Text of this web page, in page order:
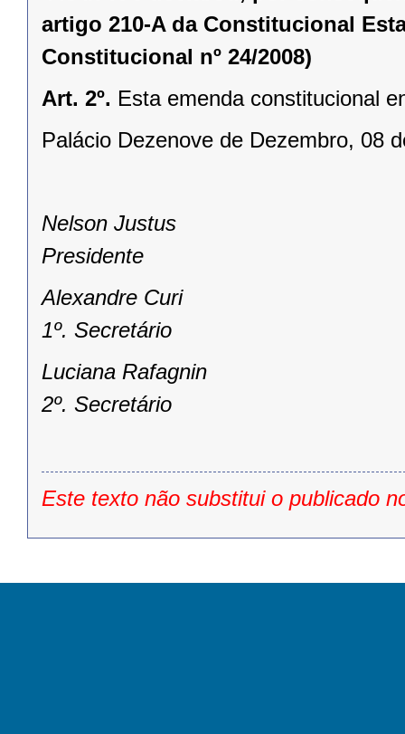
artigo 210-A da Constitucional
Constitucional nº 24/2008)
Art. 2º. Esta emenda constitucional
Palácio Dezenove de Dezembro, 08
Nelson Justus
Presidente
Alexandre Curi
1º. Secretário
Luciana Rafagnin
2º. Secretário
Este texto não substitui o publicado